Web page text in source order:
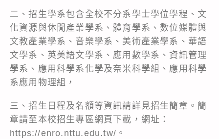
二、招生學系包含全校不分系學士學位學程、文
化資源與休閒產業學系、體育學系、數位媒體與
文教產業學系、音樂學系、美術產業學系、華語
文學系、英美語文學系、應用數學系、資訊管理
學系、應用科學系化學及奈米科學組、應用科學
系應用物理組，
三、招生日程及名額等資訊請詳見招生簡章。簡
章請至本校招生專區網頁下載，網址：
https://enro.nttu.edu.tw/ 。